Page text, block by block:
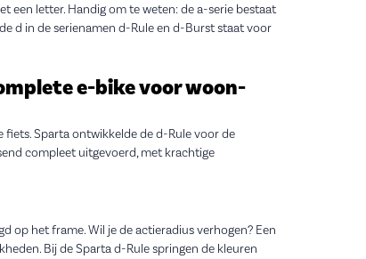
een letter. Handig om te weten: de a-serie bestaat
d in de serienamen d-Rule en d-Burst staat voor
e-bike voor woon-
fiets. Sparta ontwikkelde de d-Rule voor de
compleet uitgevoerd, met krachtige
op het frame. Wil je de actieradius verhogen? Een
Bij de Sparta d-Rule springen de kleuren